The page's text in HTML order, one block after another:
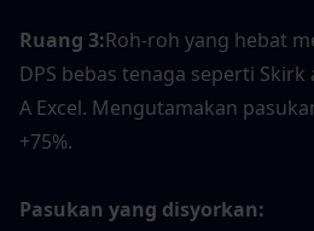
Ruang 3:Roh-roh yang hebat
DPS bebas tenaga seperti Skirk
A Excel. Mengutamakan
+75%.
Pasukan yang disyorkan: